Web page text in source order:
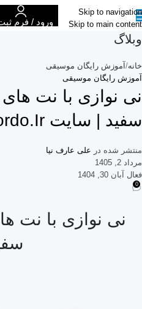
Skip to navigation
Skip to main content
ورود / فرم
وبلاگ
خانه
آموزش رایگان موسیقی
آموزش رایگان موسیقی
نی نوازی با نت
سفید | سایت Dordo.ir
منتشر شده در علی عارف نیا
مرداد 2, 1405
فعال آبان 30, 1404
0
نی نوازی با نت